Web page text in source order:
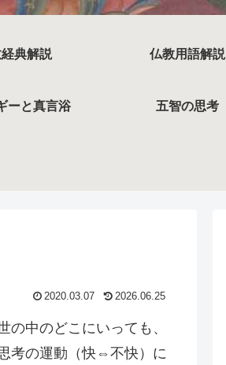
典解説 仏教用語解説
ーと真言浴 五智の思考
2020.03.07 2026.06.25
中のどこにいっても、
考の運動（快⇔不快）に